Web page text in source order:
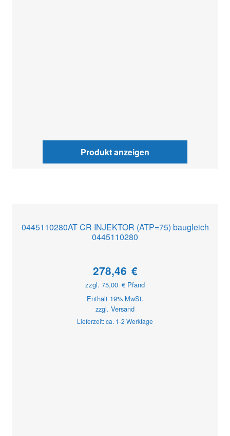
Produkt anzeigen
0445110280AT CR INJEKTOR (ATP=75) baugleich
0445110280
278,46 €
zzgl. 75,00 € Pfand
Enthält 19% MwSt.
zzgl. Versand
Lieferzeit: ca. 1-2 Werktage